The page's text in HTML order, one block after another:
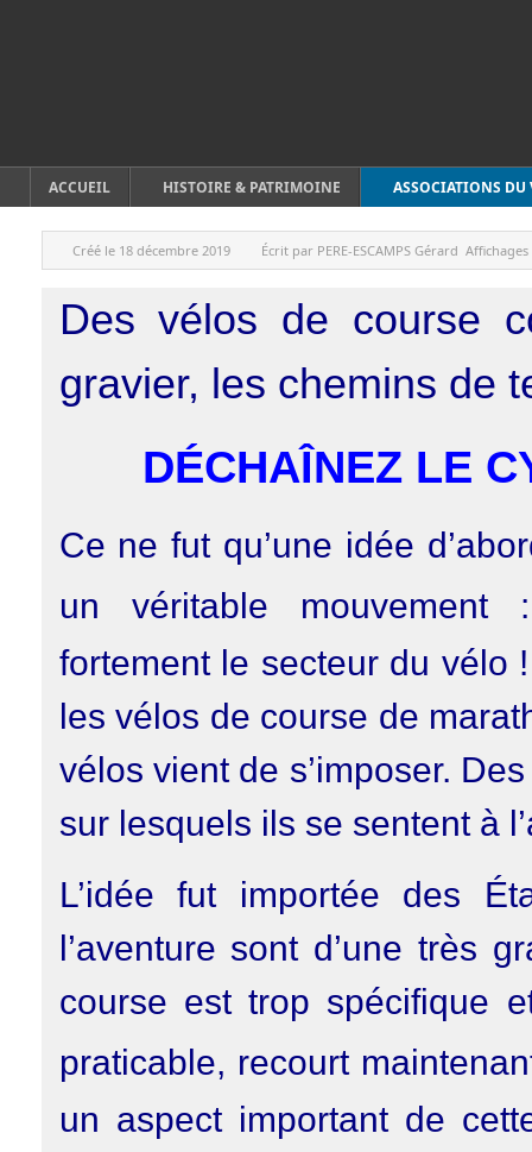
ACCUEIL HISTOIRE & PATRIMOINE ASSOCIATIONS DU
Créé le 18 décembre 2019 Écrit par PERE-ESCAMPS Gérard
Des vélos de course
gravier, les chemins de
DÉCHAÎNEZ LE
Ce ne fut qu’une idée
un véritable
fortement le secteur du vélo
les vélos de course de
vélos vient de s’imposer.
sur lesquels ils se sentent à
L’idée fut importée des
l’aventure sont d’une très
course est trop spécifique
praticable, recourt
un aspect important de